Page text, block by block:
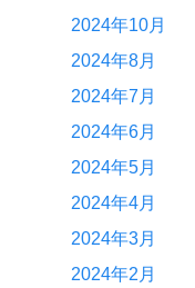
2024年10月
2024年8月
2024年7月
2024年6月
2024年5月
2024年4月
2024年3月
2024年2月